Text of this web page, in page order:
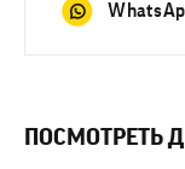
ПОСМОТРЕТЬ